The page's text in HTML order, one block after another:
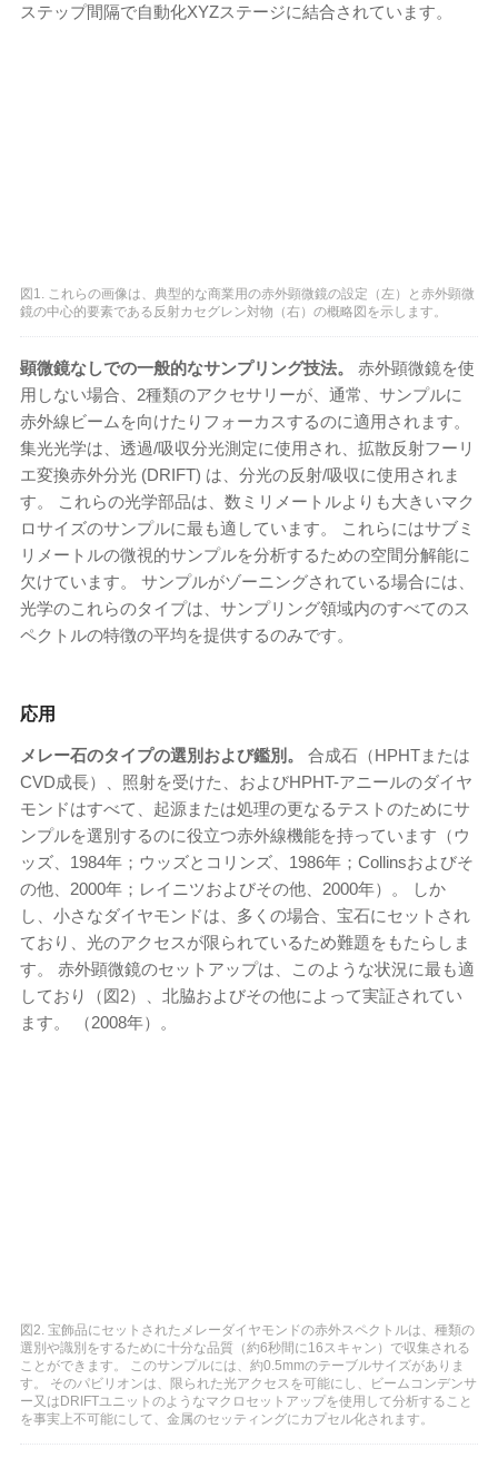
ステップ間隔で自動化XYZステージに結合されています。
図1. これらの画像は、典型的な商業用の赤外顕微鏡の設定（左）と赤外顕微
鏡の中心的要素である反射カセグレン対物（右）の概略図を示します。
顕微鏡なしでの一般的なサンプリング技法。 赤外顕微鏡を使
用しない場合、2種類のアクセサリーが、通常、サンプルに
赤外線ビームを向けたりフォーカスするのに適用されます。
集光光学は、透過/吸収分光測定に使用され、拡散反射フーリ
エ変換赤外分光 (DRIFT) は、分光の反射/吸収に使用されま
す。 これらの光学部品は、数ミリメートルよりも大きいマク
ロサイズのサンプルに最も適しています。 これらにはサブミ
リメートルの微視的サンプルを分析するための空間分解能に
欠けています。 サンプルがゾーニングされている場合には、
光学のこれらのタイプは、サンプリング領域内のすべてのス
ペクトルの特徴の平均を提供するのみです。
応用
メレー石のタイプの選別および鑑別。 合成石（HPHTまたは
CVD成長）、照射を受けた、およびHPHT-アニールのダイヤ
モンドはすべて、起源または処理の更なるテストのためにサ
ンプルを選別するのに役立つ赤外線機能を持っています（ウ
ッズ、1984年；ウッズとコリンズ、1986年；Collinsおよびそ
の他、2000年；レイニツおよびその他、2000年）。 しか
し、小さなダイヤモンドは、多くの場合、宝石にセットされ
ており、光のアクセスが限られているため​​難題をもたらしま
す。 赤外顕微鏡のセットアップは、このような状況に最も適
しており（図2）、北脇およびその他によって実証されてい
ます。 （2008年）。
図2. 宝飾品にセットされたメレーダイヤモンドの赤外スペクトルは、種類の
選別や識別をするために十分な品質（約6秒間に16スキャン）で収集される
ことができます。 このサンプルには、​​約0.5mmのテーブルサイズがありま
す。 そのパビリオンは、限られた光アクセスを可能にし、ビームコンデンサ
ー又はDRIFTユニットのようなマクロセットアップを使用して分析すること
を事実上不可能にして、金属のセッティングにカプセル化されます。